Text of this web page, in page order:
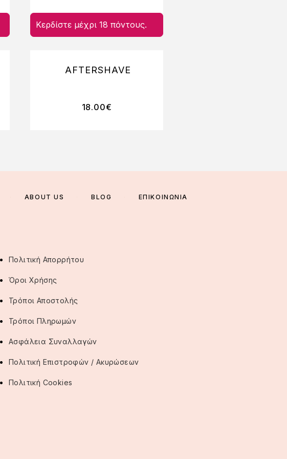
Κερδίστε μέχρι 18 πόντους.
AFTERSHAVE
18.00€
ABOUT US BLOG ΕΠΙΚΟΙΝΩΝΙΑ
Πολιτική Απορρήτου
Όροι Χρήσης
Τρόποι Αποστολής
Τρόποι Πληρωμών
Ασφάλεια Συναλλαγών
Πολιτική Επιστροφών / Ακυρώσεων
Πολιτική Cookies